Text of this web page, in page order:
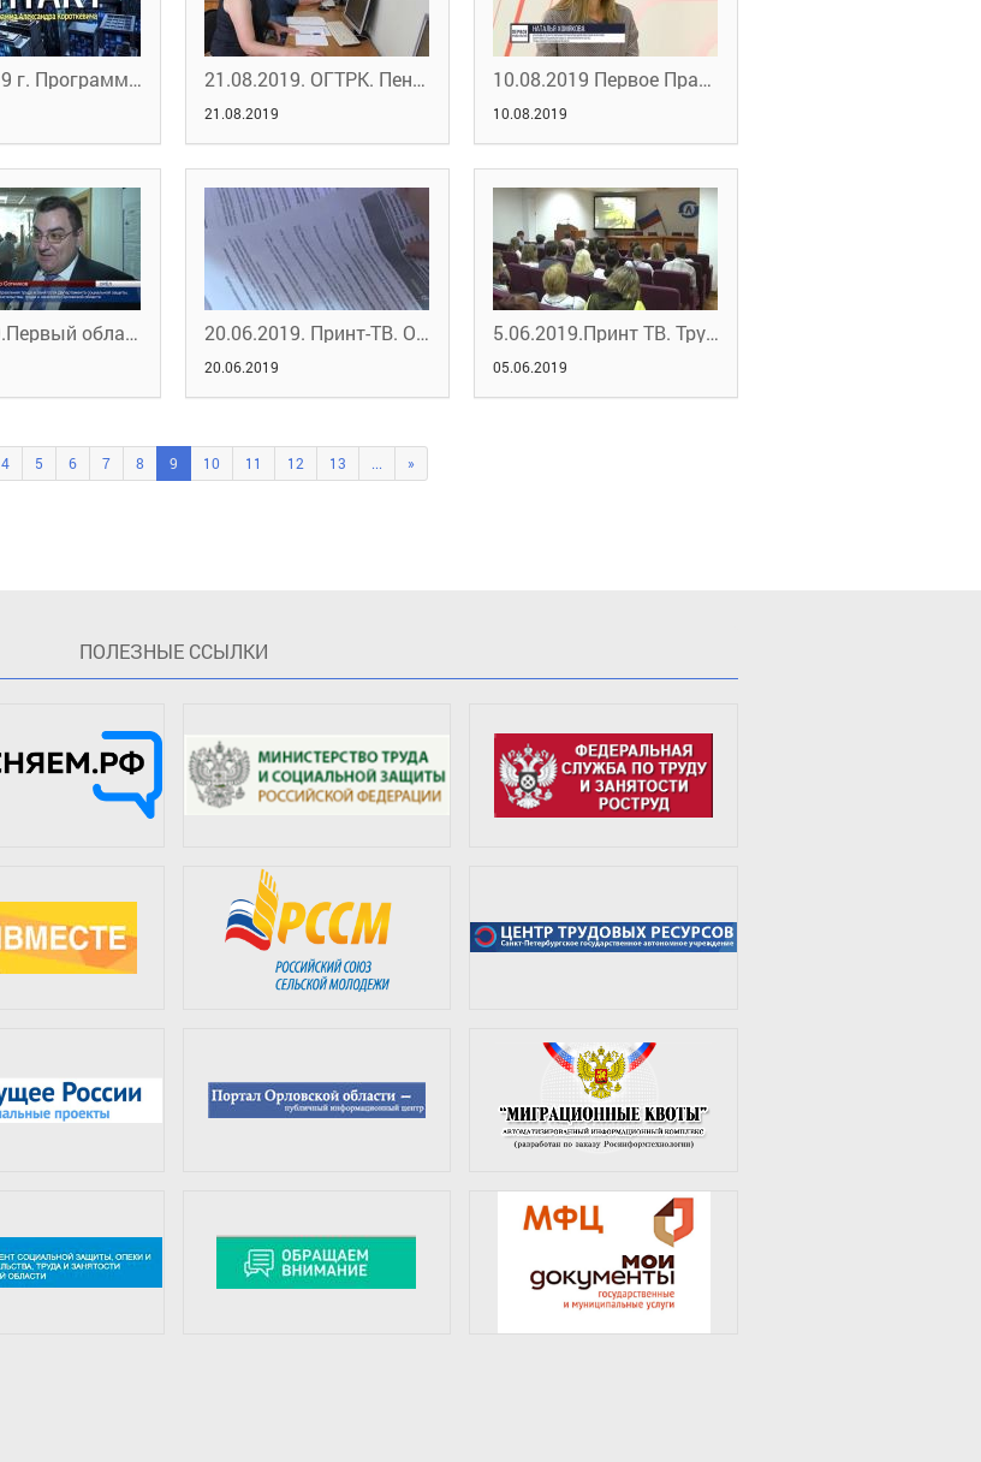
12.09.2019 г. Программа "Контакт" на ОГТРК 21.08.2019. ОГТРК. Пенсия - не приговор
21.08.2019
10.08.2019 Первое Правительство. Интервью по реализации нацпроекта
10.08.2019
4.07.2019.Первый областной портал новостей.Орловские работодатели и работники нашли друг друга 20.06.2019. Принт-ТВ. О занятости
20.06.2019
5.06.2019.Принт ТВ. Трудоустройство ливенских подростков
05.06.2019
4 5 6 7 8 9 10 11 12 13 ... »
ПOЛЕЗНЫЕ ССЫЛКИ